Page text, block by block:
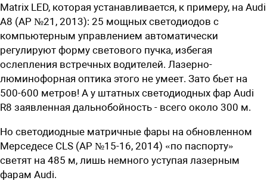
Matrix LED, которая устанавливается, к примеру, на Audi
A8 (АР №21, 2013): 25 мощных светодиодов с
компьютерным управлением автоматически
регулируют форму светового пучка, избегая
ослепления встречных водителей. Лазерно-
люминофорная оптика этого не умеет. Зато бьет на
500-600 метров! А у штатных светодиодных фар Audi
R8 заявленная дальнобойность - всего около 300 м.
Но светодиодные матричные фары на обновленном
Мерседесе CLS (АР №15-16, 2014) «по паспорту»
светят на 485 м, лишь немного уступая лазерным
фарам Audi.